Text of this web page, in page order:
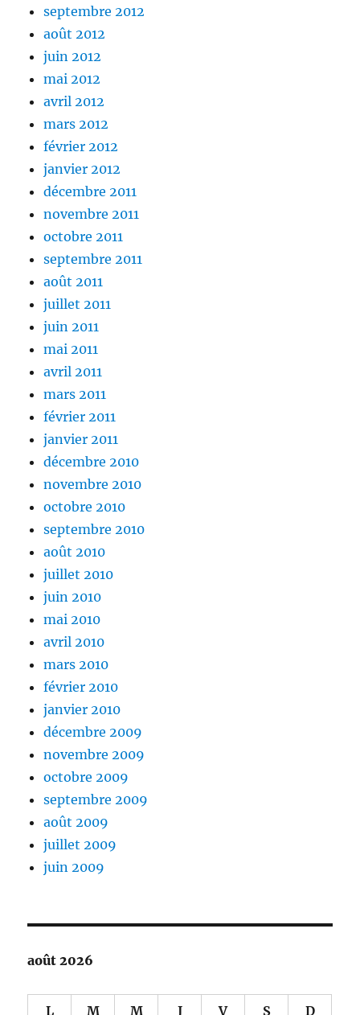
septembre 2012
août 2012
juin 2012
mai 2012
avril 2012
mars 2012
février 2012
janvier 2012
décembre 2011
novembre 2011
octobre 2011
septembre 2011
août 2011
juillet 2011
juin 2011
mai 2011
avril 2011
mars 2011
février 2011
janvier 2011
décembre 2010
novembre 2010
octobre 2010
septembre 2010
août 2010
juillet 2010
juin 2010
mai 2010
avril 2010
mars 2010
février 2010
janvier 2010
décembre 2009
novembre 2009
octobre 2009
septembre 2009
août 2009
juillet 2009
juin 2009
août 2026
L M M J V S D